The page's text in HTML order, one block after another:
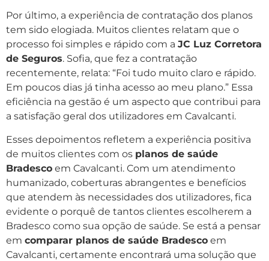
Por último, a experiência de contratação dos planos
tem sido elogiada. Muitos clientes relatam que o
processo foi simples e rápido com a JC Luz Corretora
de Seguros. Sofia, que fez a contratação
recentemente, relata: “Foi tudo muito claro e rápido.
Em poucos dias já tinha acesso ao meu plano.” Essa
eficiência na gestão é um aspecto que contribui para
a satisfação geral dos utilizadores em Cavalcanti.
Esses depoimentos refletem a experiência positiva
de muitos clientes com os planos de saúde
Bradesco em Cavalcanti. Com um atendimento
humanizado, coberturas abrangentes e benefícios
que atendem às necessidades dos utilizadores, fica
evidente o porquê de tantos clientes escolherem a
Bradesco como sua opção de saúde. Se está a pensar
em comparar planos de saúde Bradesco em
Cavalcanti, certamente encontrará uma solução que